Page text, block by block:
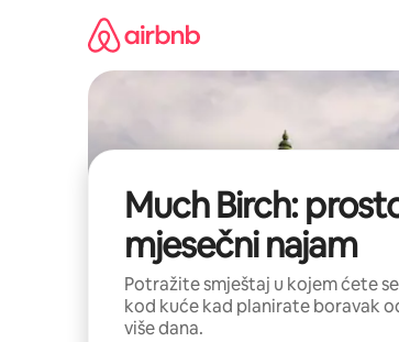
Much Birch:
mjesečni najam
Potražite smještaj u kojem ćete
kod kuće kad planirate boravak
više dana.